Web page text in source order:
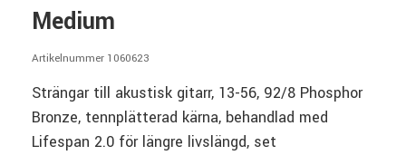
Medium
Artikelnummer 1060623
Strängar till akustisk gitarr, 13-56, 92/8 Phosphor
Bronze, tennplätterad kärna, behandlad med
Lifespan 2.0 för längre livslängd, set